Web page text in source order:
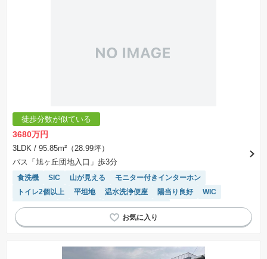
徒歩分数が似ている
3680万円
3LDK / 95.85m²（28.99坪）
バス「旭ヶ丘団地入口」歩3分
食洗機 SIC 山が見える
モニター付きインターホン
トイレ2個以上
平坦地 温水洗浄便座 陽当り良好
WIC
オール電化
浴室乾燥機
システムキッチン
IHクッキングヒーター
閑静な住宅地 対面キッチン